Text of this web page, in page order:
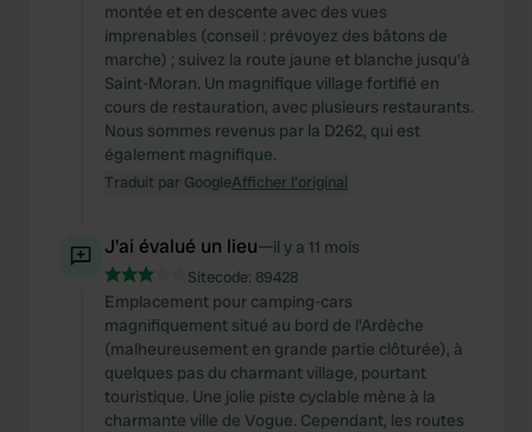
montée et en descente avec des vues
imprenables (conseil : prévoyez des bâtons de
marche) ; suivez la route jaune et blanche jusqu'à
Saint-Moran. Un magnifique village fortifié en
cours de restauration, avec plusieurs restaurants.
Nous sommes revenus par la D262, qui est
également magnifique.
Traduit par GoogleAfficher l'original
J'ai évalué un lieu—il y a 11 mois
Sitecode: 89428
Emplacement pour camping-cars
magnifiquement situé au bord de l'Ardèche
(malheureusement en grande partie clôturée), à
quelques pas du charmant village, pourtant
touristique. Une jolie piste cyclable mène à la
charmante ville de Vogue. Cependant, les routes